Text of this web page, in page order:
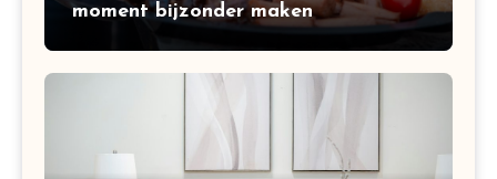
moment bijzonder maken